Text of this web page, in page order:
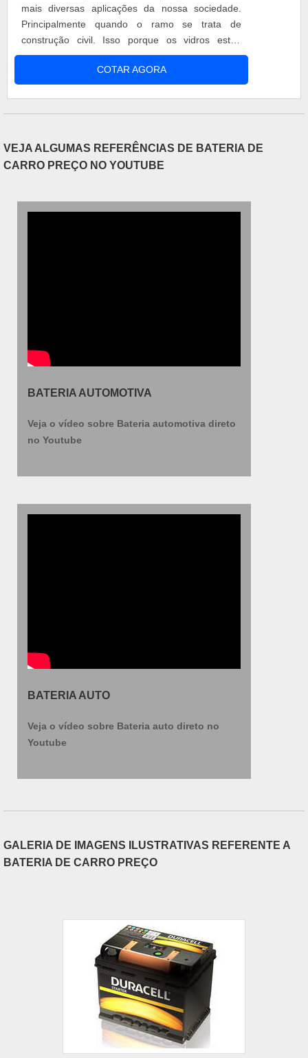
mais diversas aplicações da nossa sociedade.
Principalmente quando o ramo se trata de
construção civil. Isso porque os vidros estão
presentes nas mais diversas construções,
oferecendo total qualidade, resistência e
colaborando diretamente com o estilo deste local.
COTAR AGORA
VEJA ALGUMAS REFERÊNCIAS DE BATERIA DE
CARRO PREÇO NO YOUTUBE
BATERIA AUTOMOTIVA
Veja o vídeo sobre Bateria automotiva direto
no Youtube
BATERIA AUTO
Veja o vídeo sobre Bateria auto direto no
Youtube
GALERIA DE IMAGENS ILUSTRATIVAS REFERENTE A
BATERIA DE CARRO PREÇO